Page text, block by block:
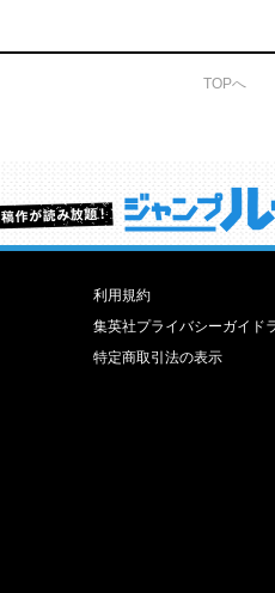
TOPへ
才能溢れる投稿作が読み放題！
利用規約
集英社プライバシーガイド
特定商取引法の表示